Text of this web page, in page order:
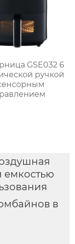
GSE032 6
ручкой
в